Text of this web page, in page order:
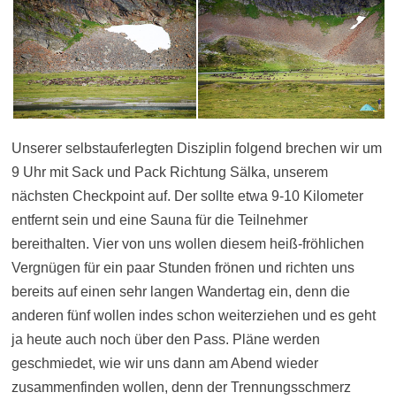
Unserer selbstauferlegten Disziplin folgend brechen wir um
9 Uhr mit Sack und Pack Richtung Sälka, unserem
nächsten Checkpoint auf. Der sollte etwa 9-10 Kilometer
entfernt sein und eine Sauna für die Teilnehmer
bereithalten. Vier von uns wollen diesem heiß-fröhlichen
Vergnügen für ein paar Stunden frönen und richten uns
bereits auf einen sehr langen Wandertag ein, denn die
anderen fünf wollen indes schon weiterziehen und es geht
ja heute auch noch über den Pass. Pläne werden
geschmiedet, wie wir uns dann am Abend wieder
zusammenfinden wollen, denn der Trennungsschmerz